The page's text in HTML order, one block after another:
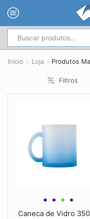
Início Loja Produtos
Filtros
Caneca de Vidro